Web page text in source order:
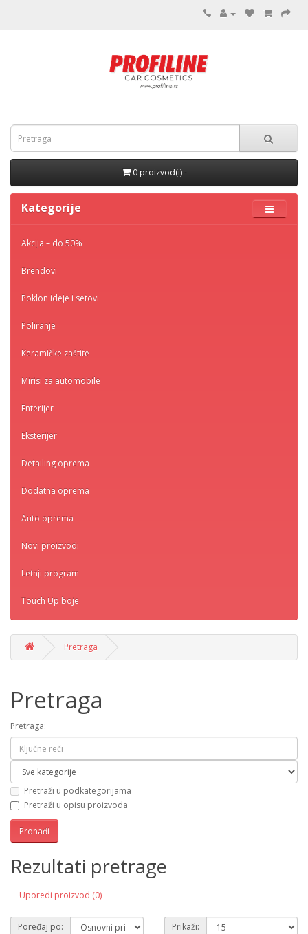
0 proizvod(i) -
Kategorije
Akcija – do 50%
Brendovi
Poklon ideje i setovi
Poliranje
Keramičke zaštite
Mirisi za automobile
Enterijer
Eksterijer
Detailing oprema
Dodatna oprema
Auto oprema
Novi proizvodi
Letnji program
Touch Up boje
Pretraga
Pretraga
Pretraga:
Pretraži u podkategorijama
Pretraži u opisu proizvoda
Rezultati pretrage
Uporedi proizvod (0)
Poređaj po: Prikaži: